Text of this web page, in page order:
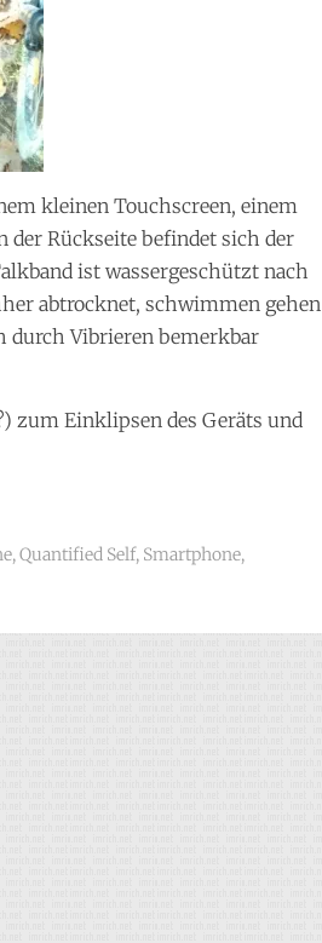
kleinen Touchscreen, einem
der Rückseite befindet sich der
ist wassergeschützt nach
abtrocknet, schwimmen gehen
durch Vibrieren bemerkbar
zum Einklipsen des Geräts und
,Quantified Self, Smartphone,